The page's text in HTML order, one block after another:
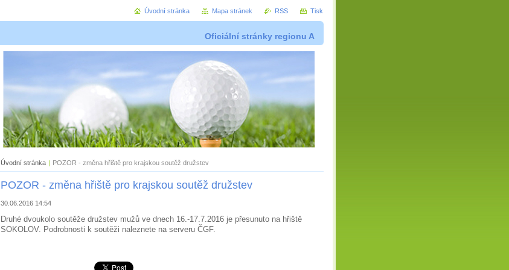
Oficiální stránky regionu A
Úvodní stránka | POZOR - změna hřiště pro krajskou soutěž družstev
POZOR - změna hřiště pro krajskou soutěž družstev
30.06.2016 14:54
Druhé dvoukolo soutěže družstev mužů ve dnech 16.-17.7.2016 je přesunuto na hřiště
SOKOLOV. Podrobnosti k soutěži naleznete na serveru ČGF.
Úvodní stránka Mapa stránek RSS Tisk